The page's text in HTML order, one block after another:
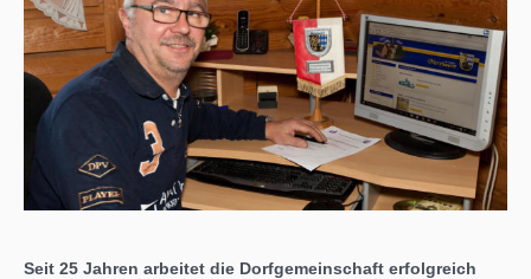
Seit 25 Jahren arbeitet die Dorfgemeinschaft erfolgreich